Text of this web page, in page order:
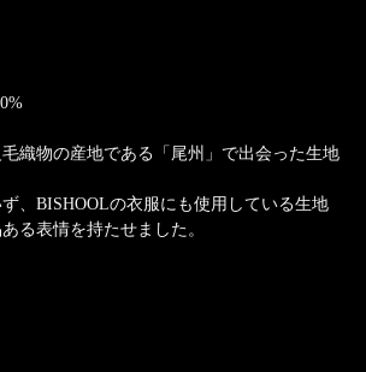
織物の産地である「尾州」で出会った生地
、BISHOOLの衣服にも使用している生地
る表情を持たせました。